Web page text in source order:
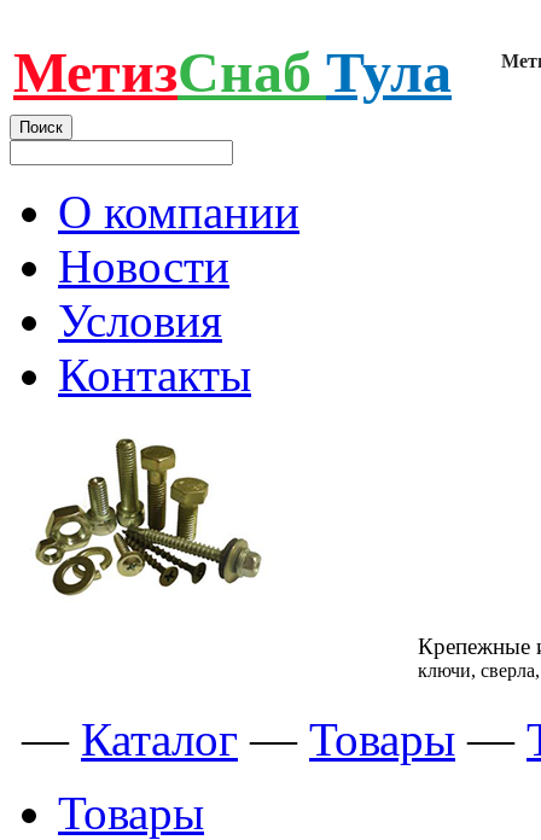
МетизСнаб Тула
О компании
Новости
Условия
Контакты
Крепежные
ключи,
— Каталог — Товары —
Товары